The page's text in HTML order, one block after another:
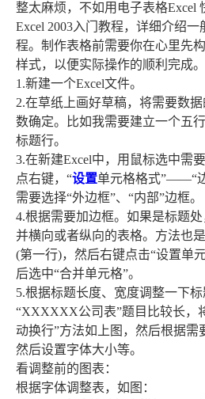
整太麻烦，不如用电子表格Excel
Excel 2003入门教程，详细介绍一
程。制作表格前需要你在心里先
样式，以便实际操作的顺利完成。
1.新建一个Excel文件。
2.在草纸上画好草稿，将需要数
数确定。比如我需要建立一个五
标题行。
3.在新建Excel中，用鼠标选中需
点右键，“设置单元格格式”――“
需要选择“外边框”、“内部”边框。
4.根据需要加边框。如果是标题
并横向或者纵向的表格。方法也
(第一行)，然后右键点击“设置单
后选中“合并单元格”。
5.根据标题长度、宽度调整一下
“XXXXXX公司表”题目比较长，
动换行”方法如上图，然后根据需
然后设置字体大小等。
看调整前的图表：
根据字体调整表，如图：